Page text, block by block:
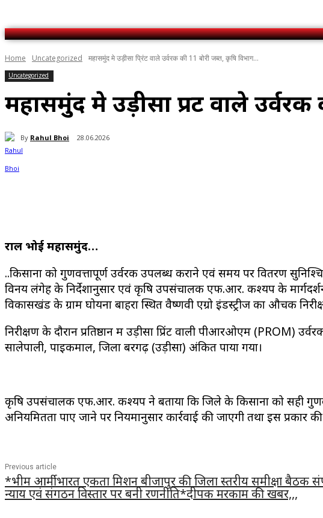
No menu items!
Home Uncategorized महासमुंद मे उड़ीसा प्रिंट वाले उर्वरक की 11 बोरी जब्त, कृषि विभाग...
Uncategorized
महासमुंद मे उड़ीसा प्रिंट वाले
By Rahul Bhoi 28.06.2026
राहुल भोई महासमुंद…
..किसानों को गुणवत्तापूर्ण उर्वरक उपलब्ध कराने एवं समय पर वितरण
विनय लंगेह के निर्देशानुसार एवं कृषि उपसंचालक एफ.आर. कश्यप के मार्गदर्शन
विकासखंड के ग्राम घोयना बाहरा स्थित वैष्णवी एग्रो इंडस्ट्रीज का औचक
निरीक्षण के दौरान प्रतिष्ठान में उड़ीसा प्रिंट वाली पीआरओएम (PROM)
सालेपाली, पाइकमाल, जिला बरगढ़ (उड़ीसा) अंकित पाया गया।
कृषि उपसंचालक एफ.आर. कश्यप ने बताया कि जिले के किसानों को सही
अनियमितता पाए जाने पर नियमानुसार कार्रवाई की जाएगी तथा इस प्रकार
Previous article
*भीम आर्मी भारत एकता मिशन बीजापुर की जिला स्तरीय समीक्षा बैठक
न्याय एवं संगठन विस्तार पर बनी रणनीति*दीपक मरकाम की खबर,,,